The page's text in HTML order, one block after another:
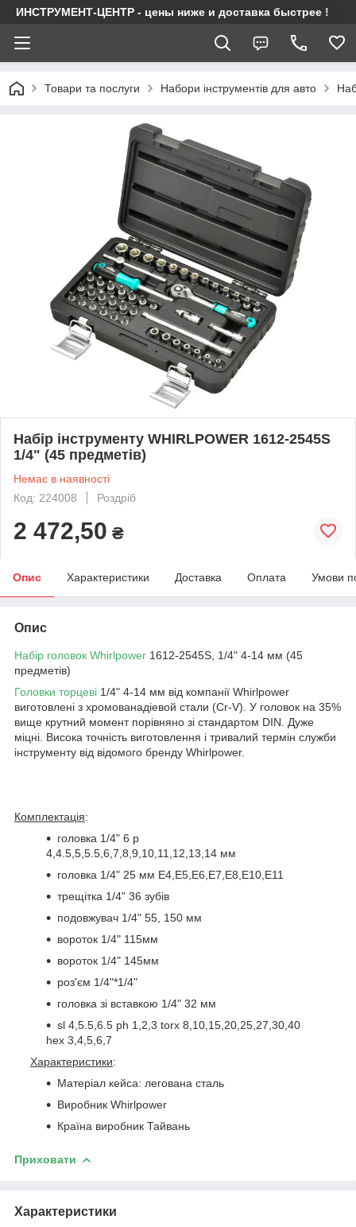
ИНСТРУМЕНТ-ЦЕНТР - цены ниже и доставка быстрее !
Товари та послуги Набори інструментів для авто
Набір інструменту WHIRLPOWER 1612-2545S
1/4" (45 предметів)
Немає в наявності
Код: 224008
Роздріб
2 472,50 ₴
Опис Характеристики Доставка Оплата Умови
Опис
Набір головок Whirlpower 1612-2545S, 1/4" 4-14 мм (45
предметів)
Головки торцеві 1/4" 4-14 мм від компанії Whirlpower
виготовлені з хромованадіевой стали (Cr-V). У головок на 35%
вище крутний момент порівняно зі стандартом DIN. Дуже
міцні. Висока точність виготовлення і тривалий термін служби
інструменту від відомого бренду Whirlpower.
Комплектація:
головка 1/4" 6 р
4,4.5,5,5.5,6,7,8,9,10,11,12,13,14 мм
головка 1/4" 25 мм Е4,Е5,Е6,Е7,Е8,Е10,Е11
трещітка 1/4" 36 зубів
подовжувач 1/4" 55, 150 мм
вороток 1/4" 115мм
вороток 1/4" 145мм
роз'єм 1/4"*1/4"
головка зі вставкою 1/4" 32 мм
sl 4,5.5,6.5 ph 1,2,3 torx 8,10,15,20,25,27,30,40
hex 3,4,5,6,7
Характеристики:
Матеріал кейса: легована сталь
Виробник Whirlpower
Країна виробник Тайвань
Приховати
Характеристики